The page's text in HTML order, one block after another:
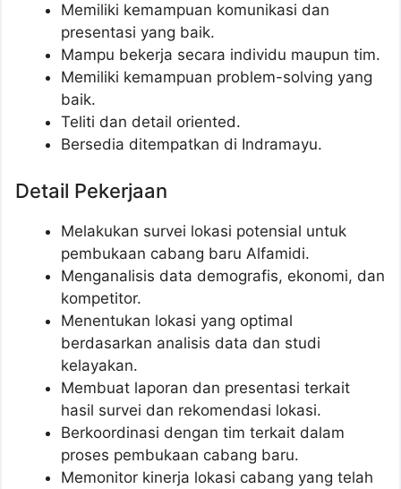
Memiliki kemampuan komunikasi dan
presentasi yang baik.
Mampu bekerja secara individu maupun tim.
Memiliki kemampuan problem-solving yang
baik.
Teliti dan detail oriented.
Bersedia ditempatkan di Indramayu.
Detail Pekerjaan
Melakukan survei lokasi potensial untuk
pembukaan cabang baru Alfamidi.
Menganalisis data demografis, ekonomi, dan
kompetitor.
Menentukan lokasi yang optimal
berdasarkan analisis data dan studi
kelayakan.
Membuat laporan dan presentasi terkait
hasil survei dan rekomendasi lokasi.
Berkoordinasi dengan tim terkait dalam
proses pembukaan cabang baru.
Memonitor kinerja lokasi cabang yang telah